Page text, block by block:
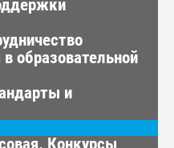
образовательной
и
Конкурсы